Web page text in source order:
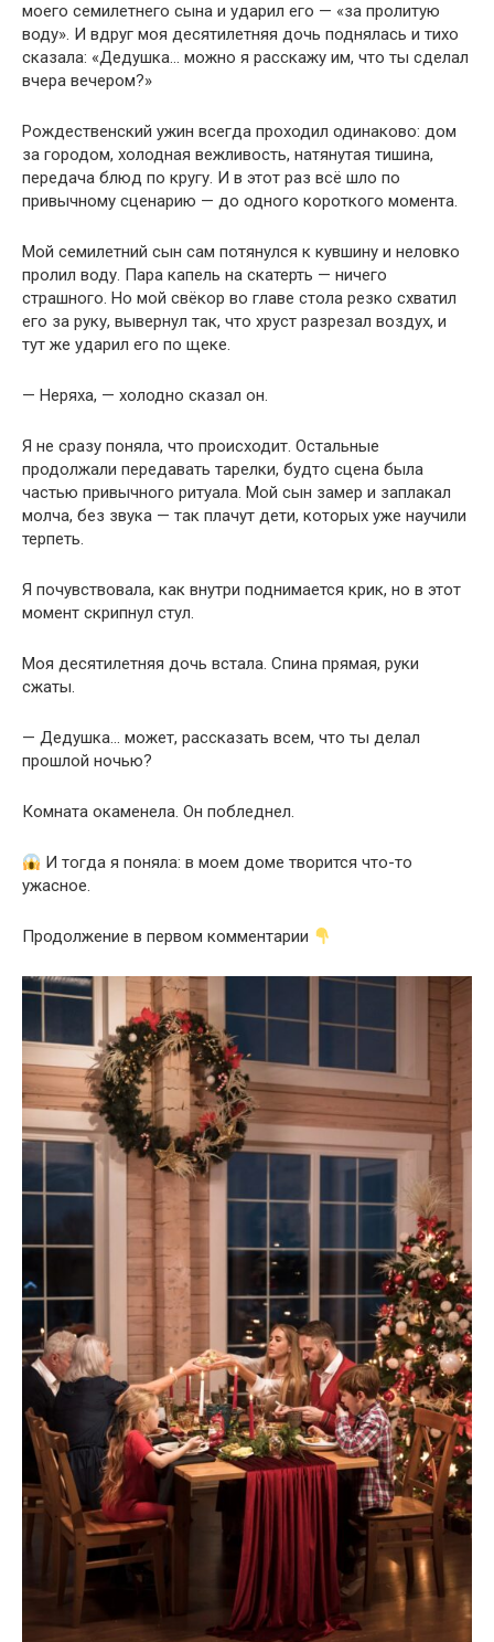
моего семилетнего сына и ударил его — «за пролитую
воду». И вдруг моя десятилетняя дочь поднялась и тихо
сказала: «Дедушка… можно я расскажу им, что ты сделал
вчера вечером?»
Рождественский ужин всегда проходил одинаково: дом
за городом, холодная вежливость, натянутая тишина,
передача блюд по кругу. И в этот раз всё шло по
привычному сценарию — до одного короткого момента.
Мой семилетний сын сам потянулся к кувшину и неловко
пролил воду. Пара капель на скатерть — ничего
страшного. Но мой свёкор во главе стола резко схватил
его за руку, вывернул так, что хруст разрезал воздух, и
тут же ударил его по щеке.
— Неряха, — холодно сказал он.
Я не сразу поняла, что происходит. Остальные
продолжали передавать тарелки, будто сцена была
частью привычного ритуала. Мой сын замер и заплакал
молча, без звука — так плачут дети, которых уже научили
терпеть.
Я почувствовала, как внутри поднимается крик, но в этот
момент скрипнул стул.
Моя десятилетняя дочь встала. Спина прямая, руки
сжаты.
— Дедушка… может, рассказать всем, что ты делал
прошлой ночью?
Комната окаменела. Он побледнел.
И тогда я поняла: в моем доме творится что-то
ужасное.
Продолжение в первом комментарии